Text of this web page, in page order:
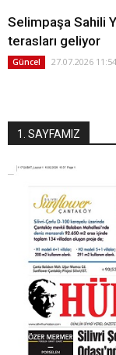
Selimpaşa Sahili
terasları geliyor
Güncel 27.07.2026
1. SAYFAMIZ